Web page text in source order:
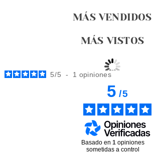
MÁS VENDIDOS
MÁS VISTOS
5/5 - 1 opiniones
5/5
Basado en 1 opiniones
sometidas a control